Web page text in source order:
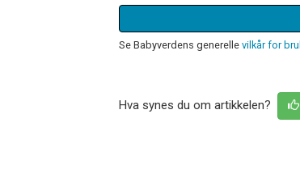
Se Babyverdens generelle vilkår for
Hva synes du om artikkelen?